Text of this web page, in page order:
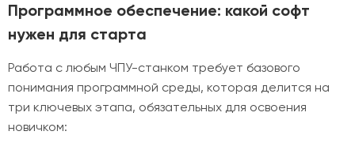
Программное обеспечение: какой софт
нужен для старта
Работа с любым ЧПУ-станком требует базового
понимания программной среды, которая делится на
три ключевых этапа, обязательных для освоения
новичком: